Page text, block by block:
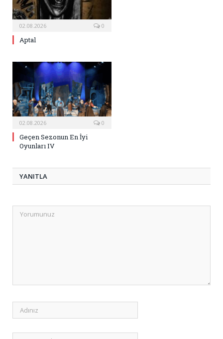
02.08.2026 0
Aptal
02.08.2026 0
Geçen Sezonun En İyi
Oyunları IV
YANITLA